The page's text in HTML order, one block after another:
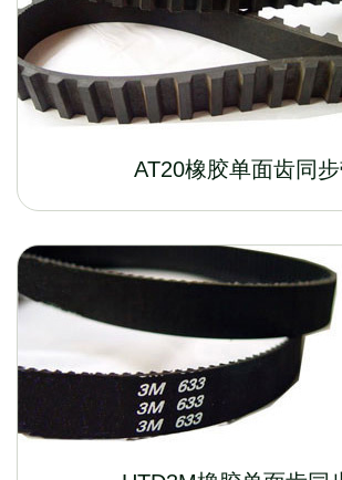
AT20橡胶单面齿同